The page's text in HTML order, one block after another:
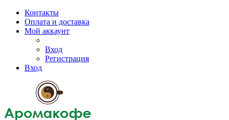
Контакты
Оплата и доставка
Мой аккаунт
Вход
Регистрация
Вход